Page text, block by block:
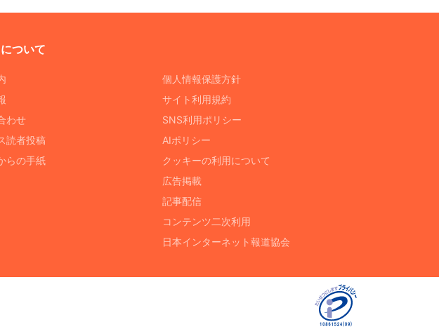
ついて
わせ
読者投稿
らの手紙
個人情報保護方針
サイト利用規約
SNS利用ポリシー
AIポリシー
クッキーの利用について
広告掲載
記事配信
コンテンツ二次利用
日本インターネット報道協会